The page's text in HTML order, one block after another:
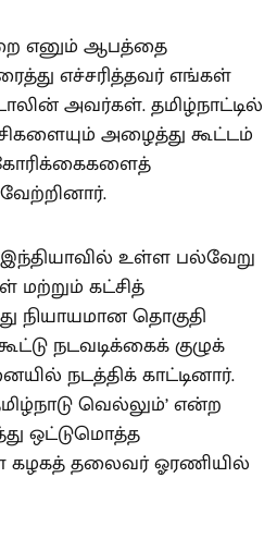
எனும் ஆபத்தை
எச்சரித்தவர் எங்கள்
அவர்கள். தமிழ்நாட்டில்
அழைத்து கூட்டம்
கோரிக்கைகளைத்
உள்ள பல்வேறு
மற்றும் கட்சித்
தொகுதி
நடவடிக்கைக் குழுக்
நடத்திக் காட்டினார்.
வெல்லும்’ என்ற
ஒட்டுமொத்த
கழகத் தலைவர் ஓரணியில்